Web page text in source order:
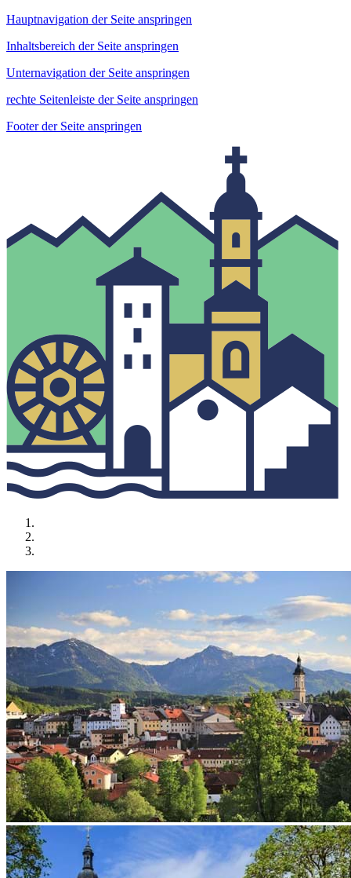
Hauptnavigation der Seite anspringen
Inhaltsbereich der Seite anspringen
Unternavigation der Seite anspringen
rechte Seitenleiste der Seite anspringen
Footer der Seite anspringen